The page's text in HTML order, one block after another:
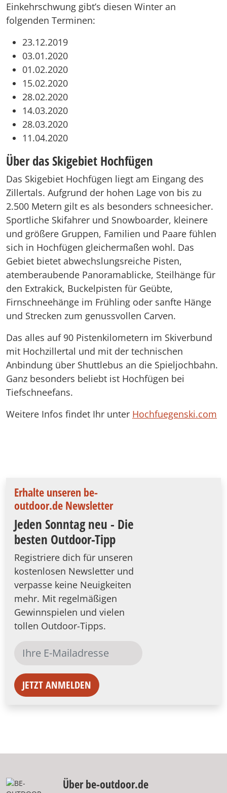
Einkehrschwung gibt’s diesen Winter an
folgenden Terminen:
23.12.2019
03.01.2020
01.02.2020
15.02.2020
28.02.2020
14.03.2020
28.03.2020
11.04.2020
Über das Skigebiet Hochfügen
Das Skigebiet Hochfügen liegt am Eingang des
Zillertals. Aufgrund der hohen Lage von bis zu
2.500 Metern gilt es als besonders schneesicher.
Sportliche Skifahrer und Snowboarder, kleinere
und größere Gruppen, Familien und Paare fühlen
sich in Hochfügen gleichermaßen wohl. Das
Gebiet bietet abwechslungsreiche Pisten,
atemberaubende Panoramablicke, Steilhänge für
den Extrakick, Buckelpisten für Geübte,
Firnschneehänge im Frühling oder sanfte Hänge
und Strecken zum genussvollen Carven.
Das alles auf 90 Pistenkilometern im Skiverbund
mit Hochzillertal und mit der technischen
Anbindung über Shuttlebus an die Spieljochbahn.
Ganz besonders beliebt ist Hochfügen bei
Tiefschneefans.
Weitere Infos findet Ihr unter Hochfuegenski.com
Erhalte unseren be-
outdoor.de Newsletter
Jeden Sonntag neu - Die
besten Outdoor-Tipp
Registriere dich für unseren
kostenlosen Newsletter und
verpasse keine Neuigkeiten
mehr. Mit regelmäßigen
Gewinnspielen und vielen
tollen Outdoor-Tipps.
JETZT ANMELDEN
Über be-outdoor.de